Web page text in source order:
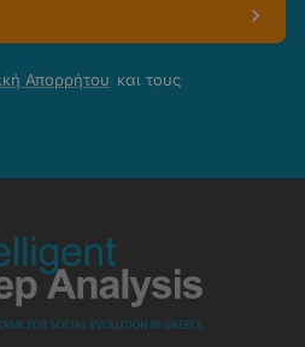
Απορρήτου και τους